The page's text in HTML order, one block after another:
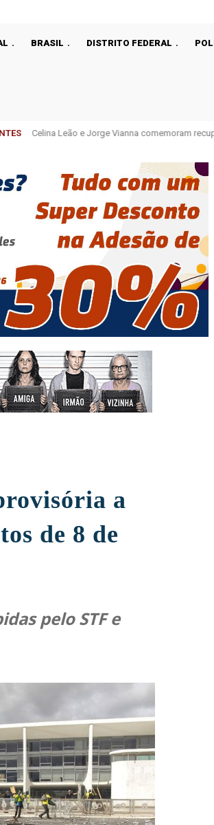
BRASIL DISTRITO FEDERAL
Celina Leão e Jorge Vianna comemoram
a
de 8 de
pelo STF e